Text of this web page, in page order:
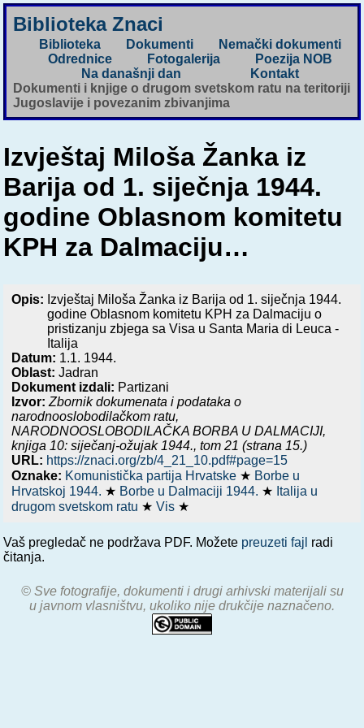
Biblioteka Znaci
Biblioteka Dokumenti
Nemački dokumenti
Odrednice
Fotogalerija
Poezija NOB
Na današnji dan
Kontakt
Dokumenti i knjige o drugom svetskom ratu na teritoriji
Jugoslavije i povezanim zbivanjima
Izvještaj Miloša Žanka iz
Barija od 1. siječnja 1944.
godine Oblasnom komitetu
KPH za Dalmaciju…
Opis: Izvještaj Miloša Žanka iz Barija od 1. siječnja 1944.
godine Oblasnom komitetu KPH za Dalmaciju o
pristizanju zbjega sa Visa u Santa Maria di Leuca -
Italija
Datum: 1.1. 1944.
Oblast: Jadran
Dokument izdali: Partizani
Izvor: Zbornik dokumenata i podataka o
narodnooslobodilačkom ratu,
NARODNOOSLOBODILAČKA BORBA U DALMACIJI,
knjiga 10: siječanj-ožujak 1944., tom 21 (strana 15.)
URL: https://znaci.org/zb/4_21_10.pdf#page=15
Oznake: Komunistička partija Hrvatske ★ Borbe u
Hrvatskoj 1944. ★ Borbe u Dalmaciji 1944. ★ Italija u
drugom svetskom ratu ★Vis ★
Vaš pregledač ne podržava PDF. Možete preuzeti fajl radi
čitanja.
© Sve fotografije, dokumenti i drugi arhivski materijali su
u javnom vlasništvu, ukoliko nije drukčije naznačeno.